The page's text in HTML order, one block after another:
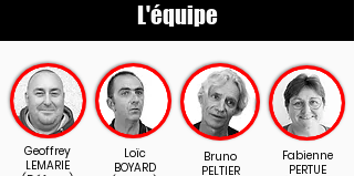
L'équipe
Geoffrey
LEMARIE
Loïc
BOYARD
Bruno
PELTIER
Fabienne
PERTUE